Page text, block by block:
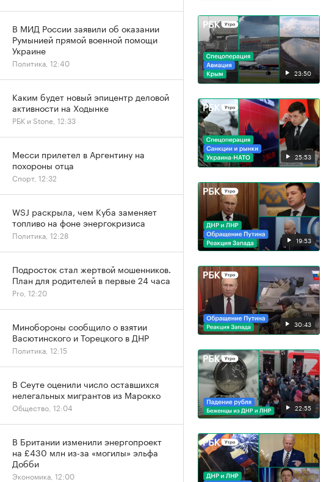
23:50
25:53
19:53
30:43
22:55
В МИД России заявили об оказании
Румынией прямой военной помощи
Украине
Политика, 12:40
Каким будет новый эпицентр деловой
активности на Ходынке
РБК и Stone, 12:33
Месси прилетел в Аргентину на
похороны отца
Спорт, 12:32
WSJ раскрыла, чем Куба заменяет
топливо на фоне энергокризиса
Политика, 12:28
Подросток стал жертвой мошенников.
План для родителей в первые 24 часа
Pro, 12:20
Минобороны сообщило о взятии
Васютинского и Торецкого в ДНР
Политика, 12:15
В Сеуте оценили число оставшихся
нелегальных мигрантов из Марокко
Общество, 12:04
В Британии изменили энергопроект
на £430 млн из-за «могилы» эльфа
Добби
Экономика, 12:00